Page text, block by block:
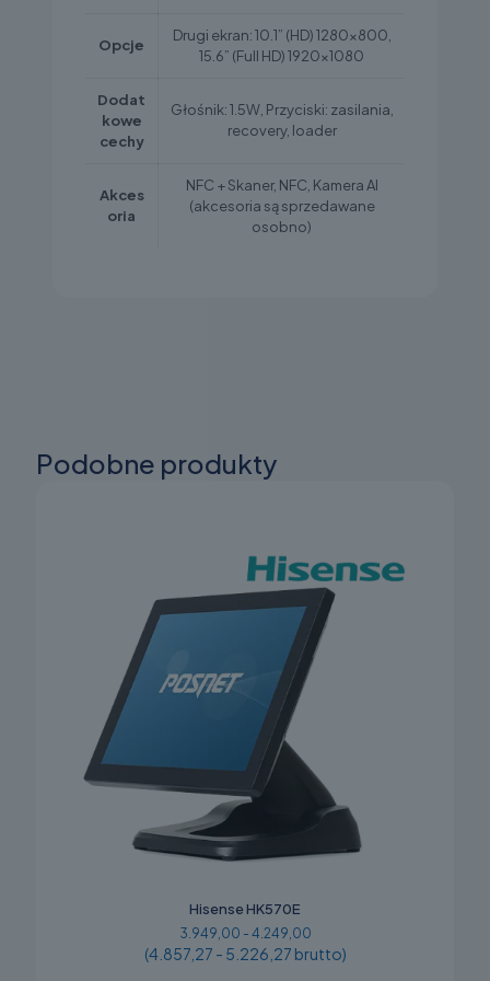
Opcje
Drugi ekran: 10.1” (HD) 1280×800,
15.6” (Full HD) 1920×1080
Dodat
kowe
cechy
Głośnik: 1.5W, Przyciski: zasilania,
recovery, loader
Akces
oria
NFC + Skaner, NFC, Kamera AI
(akcesoria są sprzedawane
osobno)
Podobne produkty
Hisense HK570E
3.949,00 - 4.249,00
(4.857,27 - 5.226,27 brutto)